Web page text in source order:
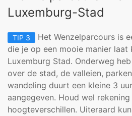
Luxemburg-Stad
TIP 3
Het Wenzelparcours is
die je op een mooie manier laat
Luxemburg Stad. Onderweg
over de stad, de valleien,
wandeling duurt een kleine 3
aangegeven. Houd wel
hoogteverschillen. Uiteraard